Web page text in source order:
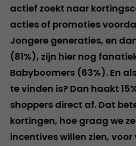
actief zoekt naar
acties of promoties
Jongere generaties, en
(81%), zijn hier nog
Babyboomers (63%). En
te vinden is? Dan haakt
shoppers direct af. Dat
kortingen, hoe graag we
incentives willen zien, voor